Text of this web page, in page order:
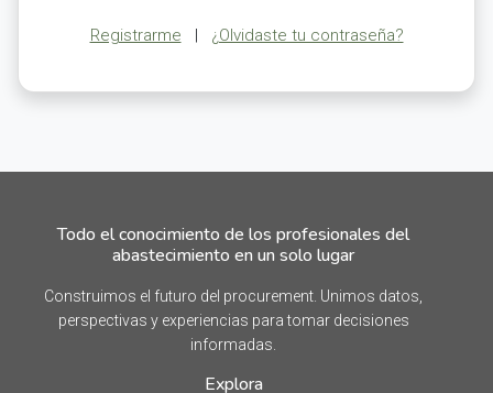
Registrarme | ¿Olvidaste tu contraseña?
Todo el conocimiento de los profesionales del
abastecimiento en un solo lugar
Construimos el futuro del procurement. Unimos datos,
perspectivas y experiencias para tomar decisiones
informadas.
Explora